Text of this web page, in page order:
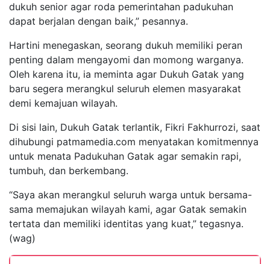
dukuh senior agar roda pemerintahan padukuhan
dapat berjalan dengan baik,” pesannya.
Hartini menegaskan, seorang dukuh memiliki peran
penting dalam mengayomi dan momong warganya.
Oleh karena itu, ia meminta agar Dukuh Gatak yang
baru segera merangkul seluruh elemen masyarakat
demi kemajuan wilayah.
Di sisi lain, Dukuh Gatak terlantik, Fikri Fakhurrozi, saat
dihubungi patmamedia.com menyatakan komitmennya
untuk menata Padukuhan Gatak agar semakin rapi,
tumbuh, dan berkembang.
“Saya akan merangkul seluruh warga untuk bersama-
sama memajukan wilayah kami, agar Gatak semakin
tertata dan memiliki identitas yang kuat,” tegasnya.
(wag)